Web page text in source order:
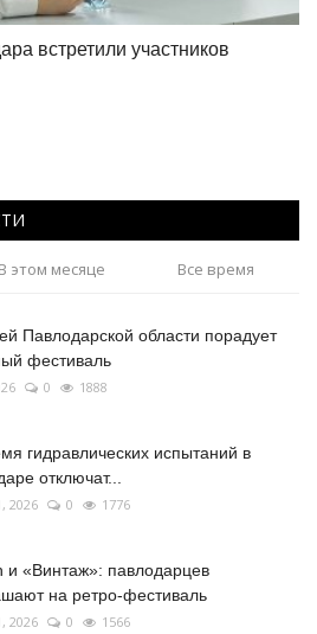
встретили участников
В этом месяце Все время
Павлодарской области порадует
фестиваль
0 1888
гидравлических испытаний в
отключат...
2026 0 1776
и «Винтаж»: павлодарцев
на ретро-фестиваль
2026 0 1566